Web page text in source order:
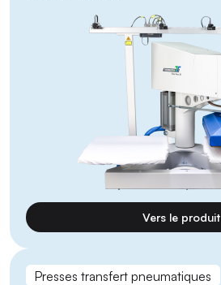
Vers le produit
Presses transfert pneumatiques